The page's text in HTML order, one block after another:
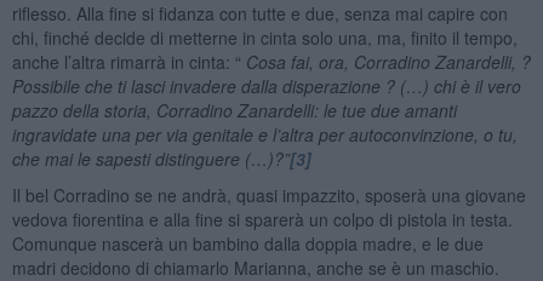
riflesso. Alla fine si fidanza con tutte e due, senza mai capire con
chi, finché decide di metterne in cinta solo una, ma, finito il tempo,
anche l’altra rimarrà in cinta: “ Cosa fai, ora, Corradino Zanardelli, ?
Possibile che ti lasci invadere dalla disperazione ? (…) chi è il vero
pazzo della storia, Corradino Zanardelli: le tue due amanti
ingravidate una per via genitale e l’altra per autoconvinzione, o tu,
che mai le sapesti distinguere (…)?”[3]
Il bel Corradino se ne andrà, quasi impazzito, sposerà una giovane
vedova fiorentina e alla fine si sparerà un colpo di pistola in testa.
Comunque nascerà un bambino dalla doppia madre, e le due
madri decidono di chiamarlo Marianna, anche se è un maschio.